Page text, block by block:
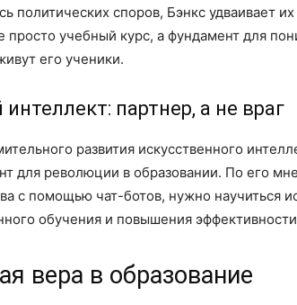
политических споров, Бэнкс удваивает
просто учебный курс, а фундамент для
его ученики.
партнер, а не враг
развития искусственного
для революции в образовании. По его
с помощью чат-ботов, нужно научиться
обучения и повышения
вера в образование